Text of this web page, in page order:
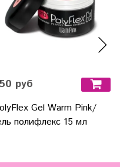
руб
Gel Warm Pink/
полифлекс 15 мл